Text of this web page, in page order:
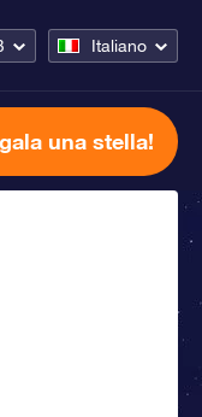
Italiano
una stella!